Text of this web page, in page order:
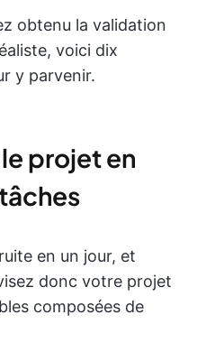
obtenu la validation
voici dix
y parvenir.
projet en
en un jour, et
donc votre projet
composées de